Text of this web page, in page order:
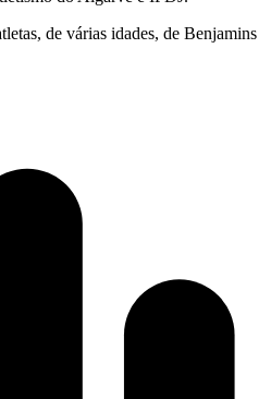
de várias idades, de Benjamins